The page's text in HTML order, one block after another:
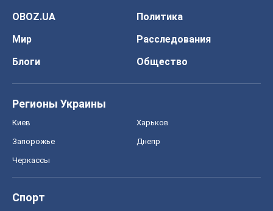
OBOZ.UA
Политика
Мир
Расследования
Блоги
Общество
Регионы Украины
Киев Харьков
Запорожье Днепр
Черкассы
Спорт